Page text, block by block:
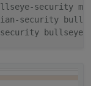
security
security
bullseye-